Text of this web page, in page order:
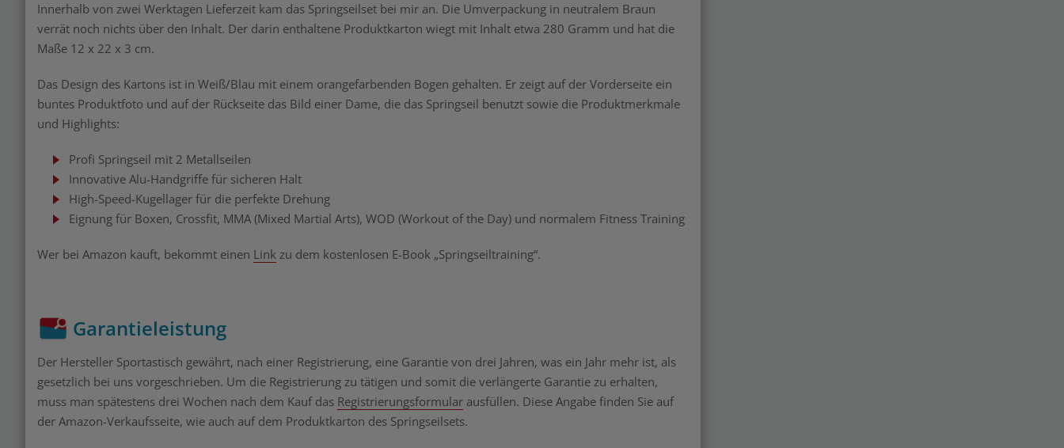
Innerhalb von zwei Werktagen Lieferzeit kam das Springseilset bei mir an. Die Umverpackung in neutralem Braun
verrät noch nichts über den Inhalt. Der darin enthaltene Produktkarton wiegt mit Inhalt etwa 280 Gramm und hat die
Maße 12 x 22 x 3 cm.
Das Design des Kartons ist in Weiß/Blau mit einem orangefarbenden Bogen gehalten. Er zeigt auf der Vorderseite ein
buntes Produktfoto und auf der Rückseite das Bild einer Dame, die das Springseil benutzt sowie die Produktmerkmale
und Highlights:
Profi Springseil mit 2 Metallseilen
Innovative Alu-Handgriffe für sicheren Halt
High-Speed-Kugellager für die perfekte Drehung
Eignung für Boxen, Crossfit, MMA (Mixed Martial Arts), WOD (Workout of the Day) und normalem Fitness Training
Wer bei Amazon kauft, bekommt einen Link zu dem kostenlosen E-Book „Springseiltraining“.
Garantieleistung
Der Hersteller Sportastisch gewährt, nach einer Registrierung, eine Garantie von drei Jahren, was ein Jahr mehr ist, als
gesetzlich bei uns vorgeschrieben. Um die Registrierung zu tätigen und somit die verlängerte Garantie zu erhalten,
muss man spätestens drei Wochen nach dem Kauf das Registrierungsformular ausfüllen. Diese Angabe finden Sie auf
der Amazon-Verkaufsseite, wie auch auf dem Produktkarton des Springseilsets.